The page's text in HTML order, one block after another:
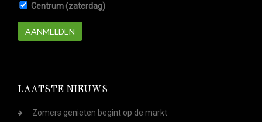
Centrum (zaterdag)
AANMELDEN
LAATSTE NIEUWS
Zomers genieten begint op de markt